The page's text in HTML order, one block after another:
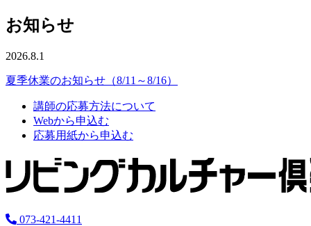
お知らせ
2026.8.1
夏季休業のお知らせ（8/11～8/16）
講師の応募方法について
Webから申込む
応募用紙から申込む
073-421-4411